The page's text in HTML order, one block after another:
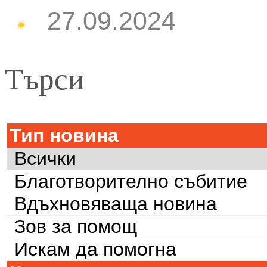
27.09.2024
Търси
Тип новина
Всички
Благотворително събитие
Вдъхновяваща новина
Зов за помощ
Искам да помогна